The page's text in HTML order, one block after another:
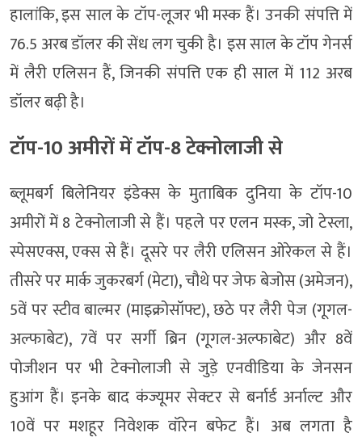
हालांकि, इस साल के टॉप-लूजर भी मस्क हैं। उनकी संपत्ति में
76.5 अरब डॉलर की सेंध लग चुकी है। इस साल के टॉप गेनर्स
में लैरी एलिसन हैं, जिनकी संपत्ति एक ही साल में 112 अरब
डॉलर बढ़ी है।
टॉप-10 अमीरों में टॉप-8 टेक्नोलाजी से
ब्लूमबर्ग बिलेनियर इंडेक्स के मुताबिक दुनिया के टॉप-10
अमीरों में 8 टेक्नोलाजी से हैं। पहले पर एलन मस्क, जो टेस्ला,
स्पेसएक्स, एक्स से हैं। दूसरे पर लैरी एलिसन ओरेकल से हैं।
तीसरे पर मार्क जुकरबर्ग (मेटा), चौथे पर जेफ बेजोस (अमेजन),
5वें पर स्टीव बाल्मर (माइक्रोसॉफ्ट), छठे पर लैरी पेज (गूगल-
अल्फाबेट), 7वें पर सर्गी ब्रिन (गूगल-अल्फाबेट) और 8वें
पोजीशन पर भी टेक्नोलाजी से जुड़े एनवीडिया के जेनसन
हुआंग हैं। इनके बाद कंज्यूमर सेक्टर से बर्नार्ड अर्नाल्ट और
10वें पर मशहूर निवेशक वॉरेन बफेट हैं। अब लगता है